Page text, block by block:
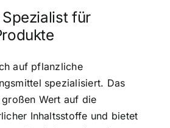
für
auf pflanzliche
spezialisiert. Das
Wert auf die
Inhaltsstoffe und bietet